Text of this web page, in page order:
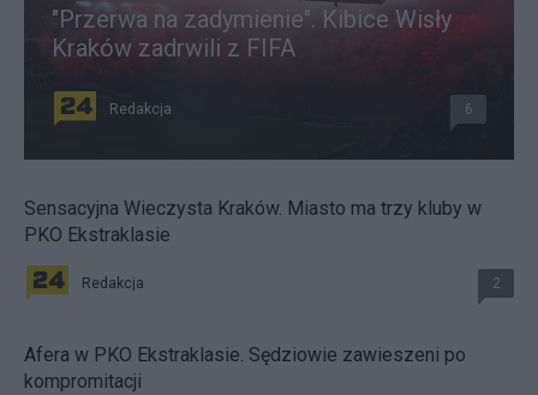
"Przerwa na zadymienie". Kibice Wisły
Kraków zadrwili z FIFA
Redakcja 6
Sensacyjna Wieczysta Kraków. Miasto ma trzy kluby w
PKO Ekstraklasie
Redakcja 2
Afera w PKO Ekstraklasie. Sędziowie zawieszeni po
kompromitacji